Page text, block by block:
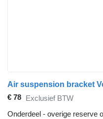
€ 78 Exclusief BTW
Onderdeel - overige reserve